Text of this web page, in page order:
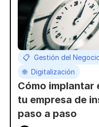
📋  Gestión del
🌐  Digitalización
Cómo implantar
tu empresa de
paso a paso